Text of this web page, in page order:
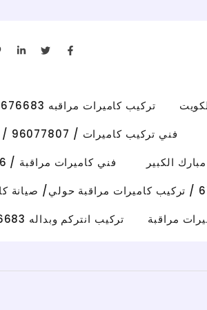
F
a
o
k
f
T
w
r
L
i
i
n
i
تركيب كاميرات مراقبه 67676683 رقم فني كاميرات مراقبه الكويت
فني تركيب كاميرات / 96077807 / تركيب كاميرات الاحمدي
فني كاميرات مراقبة / 50383036 / تركيب كاميرات الفروانية
تركيب انتركم وبداله 67676683 فني تصليح انتركم وكاميرات